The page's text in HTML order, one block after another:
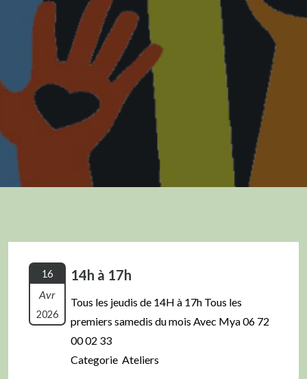
16
Avr
2026
14h à 17h
Tous les jeudis de 14H à 17h Tous les
premiers samedis du mois Avec Mya 06 72
00 02 33
Categorie Ateliers